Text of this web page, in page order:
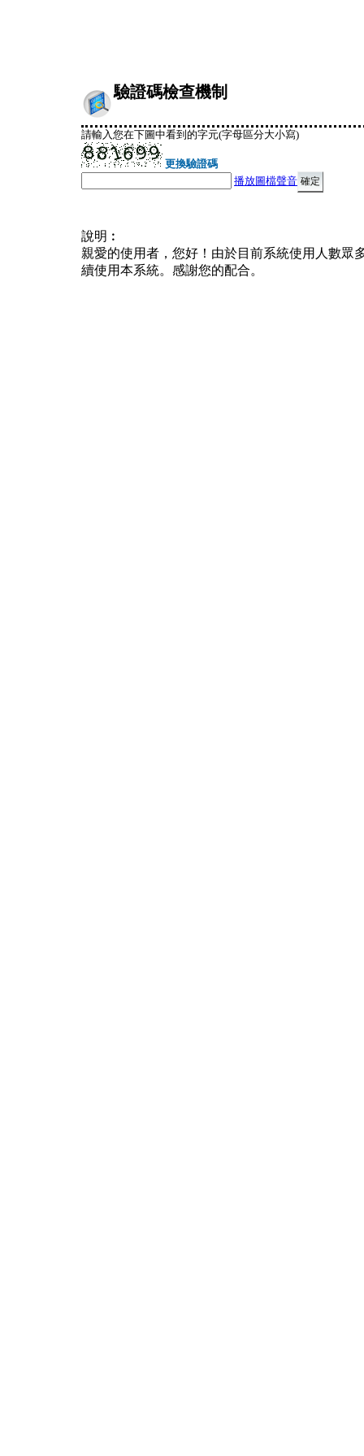
驗證碼檢查機制
請輸入您在下圖中看到的字元(字母區分大小寫)
更換驗證碼
播放圖檔聲音
說明︰
親愛的使用者，您好！由於目前系統使用人數眾
續使用本系統。感謝您的配合。